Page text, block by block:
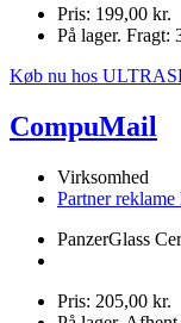
Pris: 199,00 kr.
På lager. Fragt:
Køb nu hos
CompuMail
Virksomhed
Partner
PanzerGlass
Pris: 205,00 kr.